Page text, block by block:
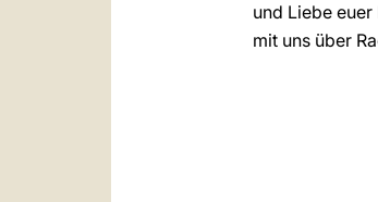
und Liebe
mit uns über